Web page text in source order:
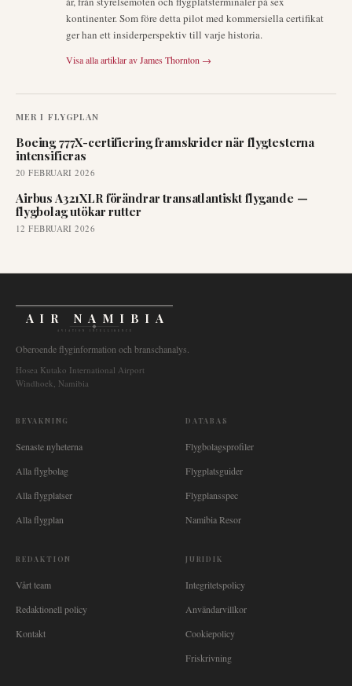
kontinenter. Som före detta pilot med kommersiella certifikat
ger han ett insiderperspektiv till varje historia.
Visa alla artiklar avJames Thornton →
MER I FLYGPLAN
Boeing 777X-certifiering framskrider när flygtesterna
intensifieras
20 FEBRUARI 2026
Airbus A321XLR förändrar transatlantiskt flygande —
flygbolag utökar rutter
12 FEBRUARI 2026
AIR NAMIBIA
AVIATION INTELLIGENCE
Oberoende flyginformation och branschanalys.
Hosea Kutako International Airport
Windhoek, Namibia
BEVAKNING
Senaste nyheterna
Alla flygbolag
Alla flygplatser
Alla flygplan
DATABAS
Flygbolagsprofiler
Flygplatsguider
Flygplansspec
Namibia Resor
REDAKTION
Vårt team
Redaktionell policy
Kontakt
JURIDIK
Integritetspolicy
Användarvillkor
Cookiepolicy
Friskrivning